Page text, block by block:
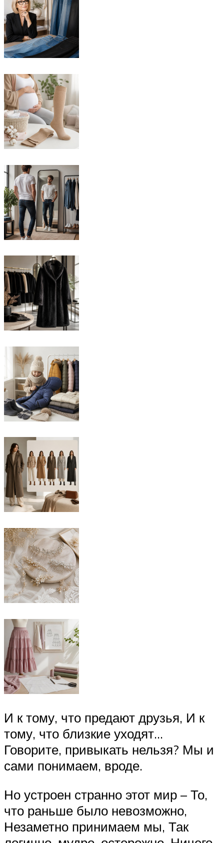
И к тому, что предают друзья, И к
тому, что близкие уходят…
Говорите, привыкать нельзя? Мы и
сами понимаем, вроде.
Но устроен странно этот мир – То,
что раньше было невозможно,
Незаметно принимаем мы, Так